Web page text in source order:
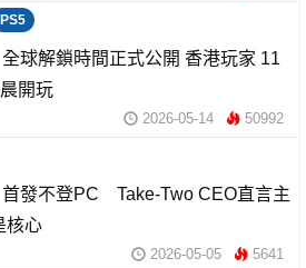
PS5
全球解鎖時間正式公開 香港玩家 11
開玩
2026-05-14 50992
首發不登PC Take-Two CEO直言主
核心
2026-05-05 5641